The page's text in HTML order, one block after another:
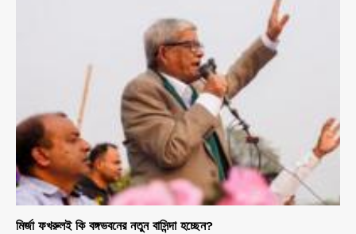
মির্জা ফখরুলই কি বঙ্গভবনের নতুন বাসিন্দা হচ্ছেন?